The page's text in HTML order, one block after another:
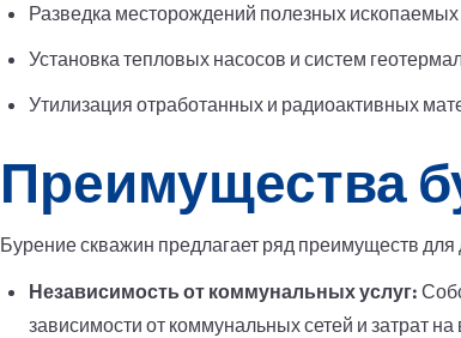
Разведка месторождений полезных
Установка тепловых насосов и систем
Утилизация отработанных и радиоактивных
Преимущества
Бурение скважин предлагает ряд преимуществ
Независимость от коммунальных услуг:
зависимости от коммунальных сетей и затрат на